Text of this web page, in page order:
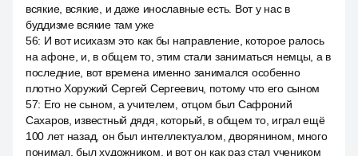
всякие, всякие, и даже инославные есть. Вот у нас в
буддизме всякие там уже
56: И вот исихазм это как бы направление, которое ралось
на афоне, и, в общем то, этим стали заниматься немцы, а в
последние, вот времена именно занимался особенно
плотно Хоружий Сергей Сергеевич, потому что его сыном
57: Его не сыном, а учителем, отцом был Сафроний
Сахаров, известный дядя, который, в общем то, играл ещё
100 лет назад, он был интеллектуалом, дворянином, много
понимал, был художником, и вот он как раз стал учеником